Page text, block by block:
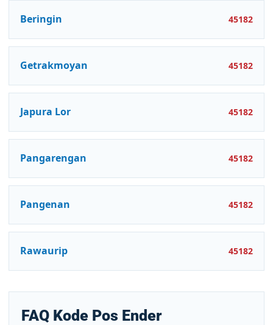
Beringin 45182
Getrakmoyan 45182
Japura Lor 45182
Pangarengan 45182
Pangenan 45182
Rawaurip 45182
FAQ Kode Pos Ender